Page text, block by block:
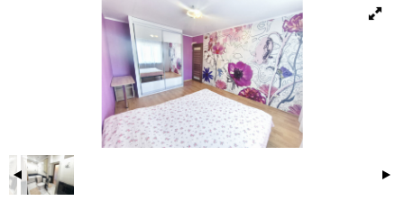
ID объекта в нашей базе: 18794